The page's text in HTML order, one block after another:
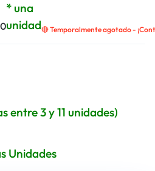
* una
unidad🔴 Temporalmente agotado -
entre 3 y 11 unidades)
Unidades